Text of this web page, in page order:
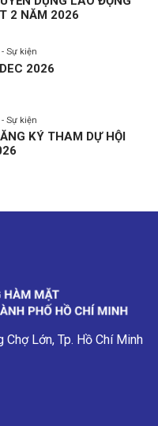
2 NĂM 2026
Sự kiện
2026
Sự kiện
KÝ THAM DỰ HỘI
Chợ Lớn, Tp. Hồ Chí Minh